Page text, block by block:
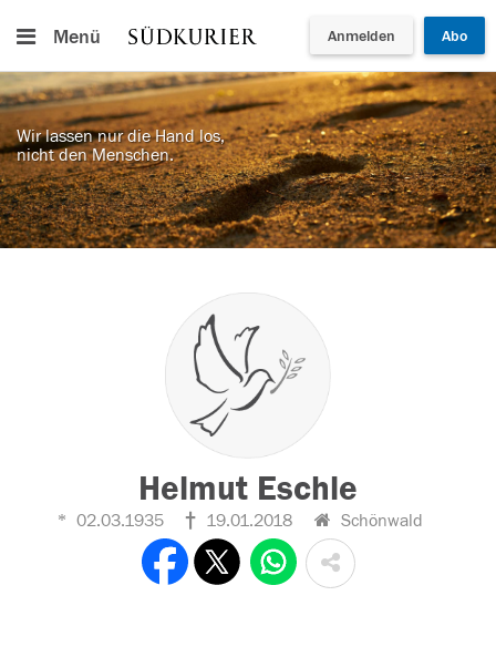
Menü Anmelden Abo
Wir lassen nur die Hand los,
nicht den Menschen.
Helmut Eschle
02.03.1935 19.01.2018 Schönwald